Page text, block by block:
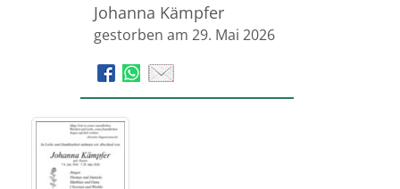
Johanna Kämpfer
gestorben am 29. Mai 2026